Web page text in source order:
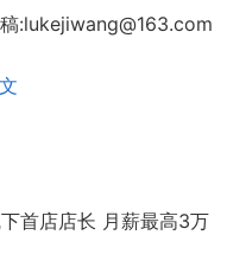
:lukejiwang@163.com
首店店长 月薪最高3万